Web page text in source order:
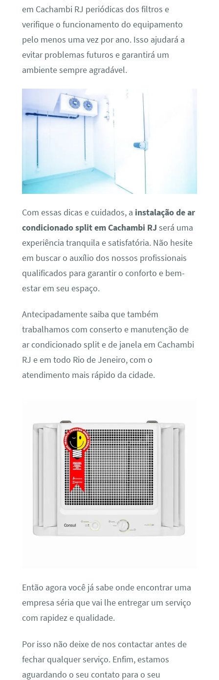
em Cachambi RJ periódicas dos filtros e
verifique o funcionamento do equipamento
pelo menos uma vez por ano. Isso ajudará a
evitar problemas futuros e garantirá um
ambiente sempre agradável.
Com essas dicas e cuidados, a instalação de ar
condicionado split em Cachambi RJ será uma
experiência tranquila e satisfatória. Não hesite
em buscar o auxílio dos nossos profissionais
qualificados para garantir o conforto e bem-
estar em seu espaço.
Antecipadamente saiba que também
trabalhamos com conserto e manutenção de
ar condicionado split e de janela em Cachambi
RJ e em todo Rio de Jeneiro, com o
atendimento mais rápido da cidade.
Então agora você já sabe onde encontrar uma
empresa séria que vai lhe entregar um serviço
com rapidez e qualidade.
Por isso não deixe de nos contactar antes de
fechar qualquer serviço. Enfim, estamos
aguardando o seu contato para o seu